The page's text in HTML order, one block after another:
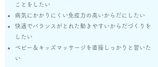
ことをしたい​
病気にかかりにくい免疫力の高いからだにしたい
快適でバランスがとれた動きやすいからだづくりを
したい​
ベビー＆キッズマッサージを直接しっかりと習いた
い​